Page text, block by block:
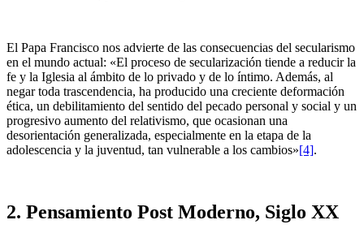
El Papa Francisco nos advierte de las consecuencias del secularismo
en el mundo actual: «El proceso de secularización tiende a reducir la
fe y la Iglesia al ámbito de lo privado y de lo íntimo. Además, al
negar toda trascendencia, ha producido una creciente deformación
ética, un debilitamiento del sentido del pecado personal y social y un
progresivo aumento del relativismo, que ocasionan una
desorientación generalizada, especialmente en la etapa de la
adolescencia y la juventud, tan vulnerable a los cambios»[4].
2. Pensamiento Post Moderno, Siglo XX